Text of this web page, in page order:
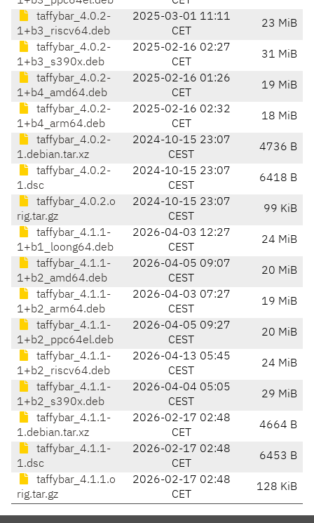
taffybar_4.0.2-
1+b3_riscv64.deb
2025-03-01 11:11
CET
23 MiB
taffybar_4.0.2-
1+b3_s390x.deb
2025-02-16 02:27
CET
31 MiB
taffybar_4.0.2-
1+b4_amd64.deb
2025-02-16 01:26
CET
19 MiB
taffybar_4.0.2-
1+b4_arm64.deb
2025-02-16 02:32
CET
18 MiB
taffybar_4.0.2-
1.debian.tar.xz
2024-10-15 23:07
CEST
4736 B
taffybar_4.0.2-
1.dsc
2024-10-15 23:07
CEST
6418 B
taffybar_4.0.2.o
rig.tar.gz
2024-10-15 23:07
CEST
99 KiB
taffybar_4.1.1-
1+b1_loong64.deb
2026-04-03 12:27
CEST
24 MiB
taffybar_4.1.1-
1+b2_amd64.deb
2026-04-05 09:07
CEST
20 MiB
taffybar_4.1.1-
1+b2_arm64.deb
2026-04-03 07:27
CEST
19 MiB
taffybar_4.1.1-
1+b2_ppc64el.deb
2026-04-05 09:27
CEST
20 MiB
taffybar_4.1.1-
1+b2_riscv64.deb
2026-04-13 05:45
CEST
24 MiB
taffybar_4.1.1-
1+b2_s390x.deb
2026-04-04 05:05
CEST
29 MiB
taffybar_4.1.1-
1.debian.tar.xz
2026-02-17 02:48
CET
4664 B
taffybar_4.1.1-
1.dsc
2026-02-17 02:48
CET
6453 B
taffybar_4.1.1.o
rig.tar.gz
2026-02-17 02:48
CET
128 KiB